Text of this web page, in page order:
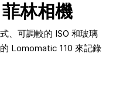
林相機
、可調較的 ISO 和玻璃
Lomomatic 110 來記錄